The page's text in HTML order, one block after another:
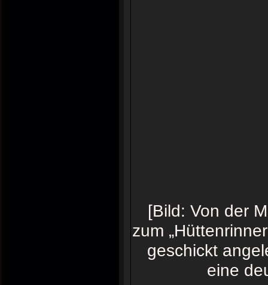
[Bild: Von der
zum
geschickt
eine